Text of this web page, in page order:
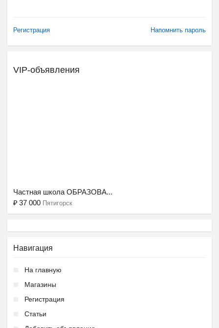
Регистрация Напомнить пароль
VIP-объявления
Частная школа ОБРАЗОВА...
₽ 37 000 Пятигорск
Навигация
На главную
Магазины
Регистрация
Статьи